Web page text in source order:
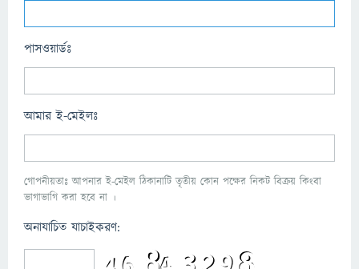
পাসওয়ার্ডঃ
আমার ই-মেইলঃ
গোপনীয়তাঃ আপনার ই-মেইল ঠিকানাটি তৃতীয় কোন পক্ষের নিকট বিক্রয় কিংবা
ভাগাভাগি করা হবে না ।
অনাযাচিত যাচাইকরণ: